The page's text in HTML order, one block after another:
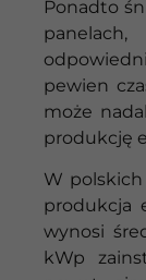
Ponadto
pewien
może
produkcję
W
produkcja
wynosi
kWp